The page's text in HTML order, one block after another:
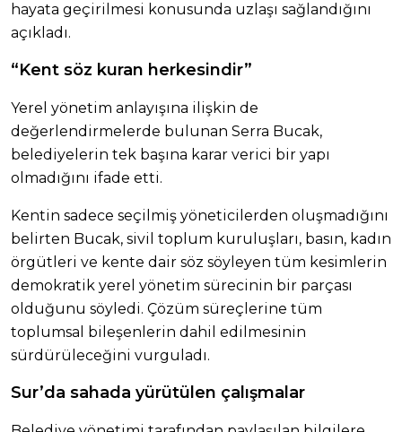
hayata geçirilmesi konusunda uzlaşı sağlandığını
açıkladı.
“Kent söz kuran herkesindir”
Yerel yönetim anlayışına ilişkin de
değerlendirmelerde bulunan Serra Bucak,
belediyelerin tek başına karar verici bir yapı
olmadığını ifade etti.
Kentin sadece seçilmiş yöneticilerden oluşmadığını
belirten Bucak, sivil toplum kuruluşları, basın, kadın
örgütleri ve kente dair söz söyleyen tüm kesimlerin
demokratik yerel yönetim sürecinin bir parçası
olduğunu söyledi. Çözüm süreçlerine tüm
toplumsal bileşenlerin dahil edilmesinin
sürdürüleceğini vurguladı.
Sur’da sahada yürütülen çalışmalar